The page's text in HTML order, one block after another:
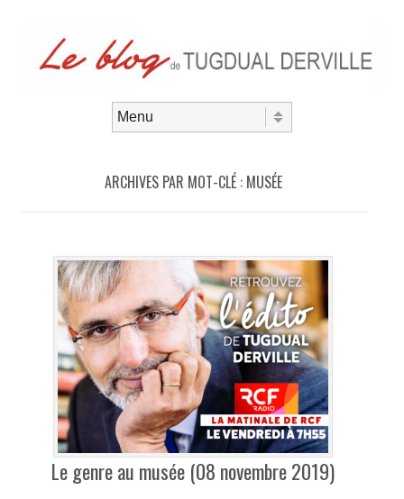
ARCHIVES PAR MOT-CLÉ : MUSÉE
Le genre au musée (08 novembre 2019)